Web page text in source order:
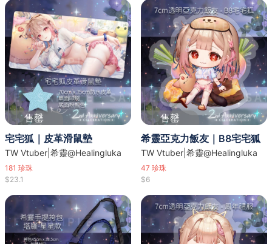
售罄
宅宅狐｜皮革滑鼠墊
TW Vtuber|希靈@Healingluka
181 珍珠
$23.1
售罄
希靈亞克力飯友｜B8宅宅狐
TW Vtuber|希靈@Healingluka
47 珍珠
$6